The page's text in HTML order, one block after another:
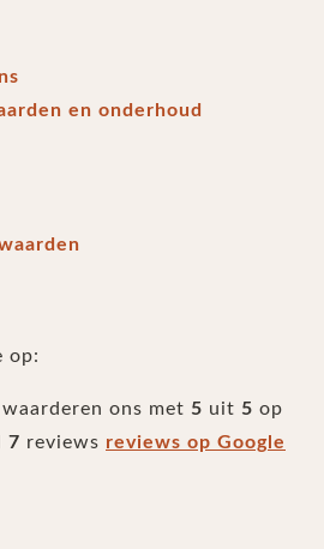
en onderhoud
op:
ons met 5 uit 5 op
7 reviews reviews op Google